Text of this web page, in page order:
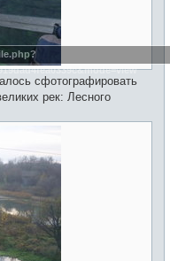
сфотографировать
рек: Лесного